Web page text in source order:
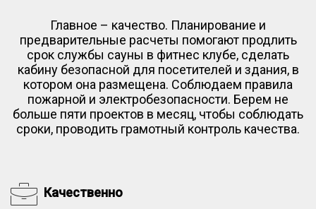
Главное – качество. Планирование и
предварительные расчеты помогают продлить
срок службы сауны в фитнес клубе, сделать
кабину безопасной для посетителей и здания, в
котором она размещена. Соблюдаем правила
пожарной и электробезопасности. Берем не
больше пяти проектов в месяц, чтобы соблюдать
сроки, проводить грамотный контроль качества.
Качественно